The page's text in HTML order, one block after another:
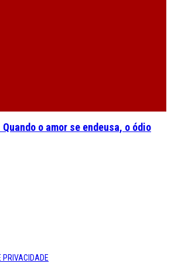
Quando o amor se endeusa, o ódio
PRIVACIDADE